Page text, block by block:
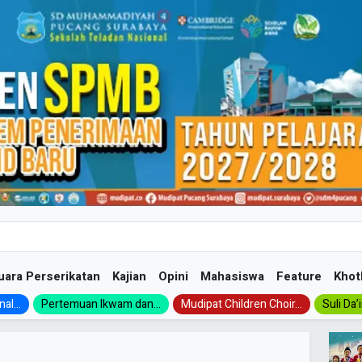
Perserikatan Kajian Opini Mahasiswa Feature
Pertemuan Ikwam dan... Mudipat Children Choir... Suli